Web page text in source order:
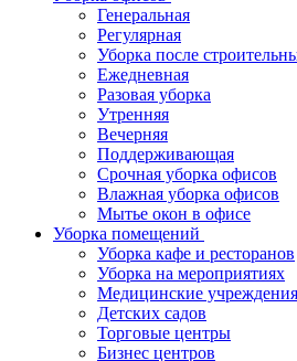
Генеральная
Регулярная
Уборка после
Ежедневная
Разовая уборка
Утренняя
Вечерняя
Поддерживающая
Срочная уборка офисов
Влажная уборка офисов
Мытье окон в офисе
Уборка помещений
Уборка кафе и ресторанов
Уборка на мероприятиях
Медицинские учреждения
Детских садов
Торговые центры
Бизнес центров